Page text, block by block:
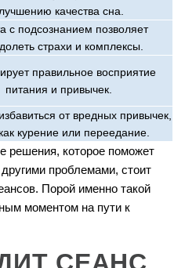
качества сна.
с подсознанием позволяет
страхи и комплексы.
правильное восприятие
питания и привычек.
от вредных привычек,
курение или переедание.
решения, которое поможет
проблемами, стоит
Порой именно такой
моментом на пути к
СЕАНС